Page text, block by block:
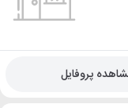
پروفایل